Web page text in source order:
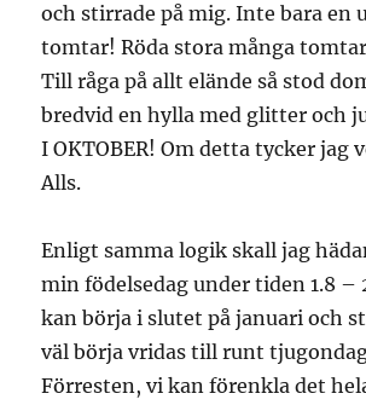
och stirrade på mig. Inte bara en
tomtar! Röda stora många
Till råga på allt elände så stod
bredvid en hylla med glitter och
I OKTOBER! Om detta tycker jag
Alls.
Enligt samma logik skall jag
min födelsedag under tiden 1.8 –
kan börja i slutet på januari och
väl börja vridas till runt
Förresten, vi kan förenkla det